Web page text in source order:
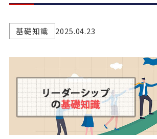
基礎知識 2025.04.23